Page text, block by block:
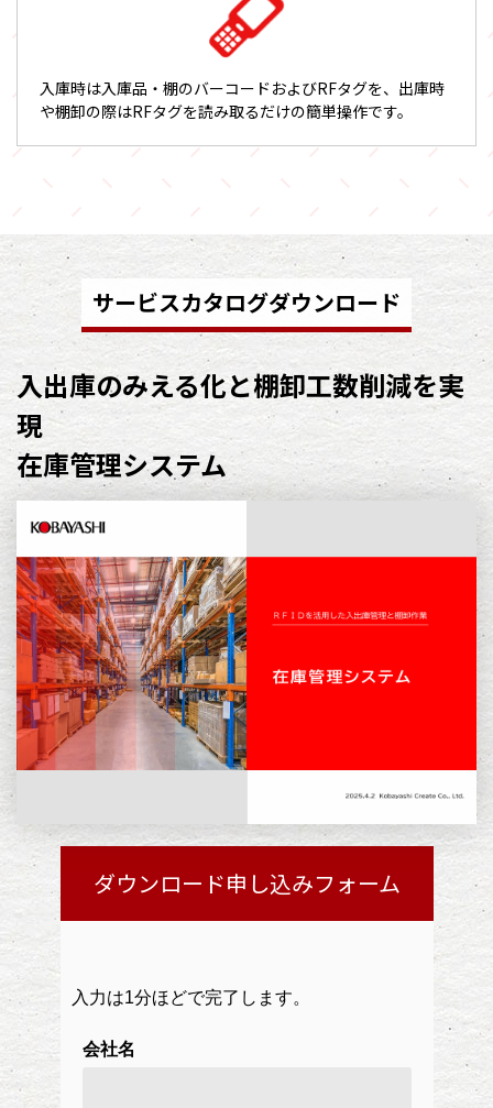
入庫時は入庫品・棚のバーコードおよびRFタグを、出庫時
や棚卸の際はRFタグを読み取るだけの簡単操作です。
サービスカタログダウンロード
入出庫のみえる化と棚卸工数削減を実
現
在庫管理システム
ダウンロード申し込みフォーム